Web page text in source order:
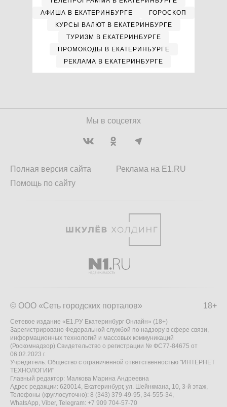
АФИША В ЕКАТЕРИНБУРГЕ
ГОРОСКОП
КУРСЫ ВАЛЮТ В ЕКАТЕРИНБУРГЕ
ТУРИЗМ В ЕКАТЕРИНБУРГЕ
ПРОМОКОДЫ В ЕКАТЕРИНБУРГЕ
РЕКЛАМА В ЕКАТЕРИНБУРГЕ
Мы в соцсетях
Полная версия сайта
Помощь по сайту
Реклама на E1.RU
18+
© ООО «Сеть городских порталов»
Сетевое издание «Е1.РУ Екатеринбург Онлайн» (18+)
Зарегистрировано Федеральной службой по надзору в сфере связи,
информационных технологий и массовых коммуникаций
(Роскомнадзор) Свидетельство о регистрации № ФС77-84675 от
06.02.2023 г.
Учредитель: Общество с ограниченной ответственностью "ИНТЕРНЕТ
ТЕХНОЛОГИИ"
Главный редактор: Малкова Марина Андреевна
Адрес редакции: 620014, Екатеринбург, ул. Шейнкмана, 10, 3-й этаж,
Телефоны (круглосуточно): 8 (343) 379-49-95, 34-555-34,
WhatsApp, Viber, Telegram: +7 909 704-57-70